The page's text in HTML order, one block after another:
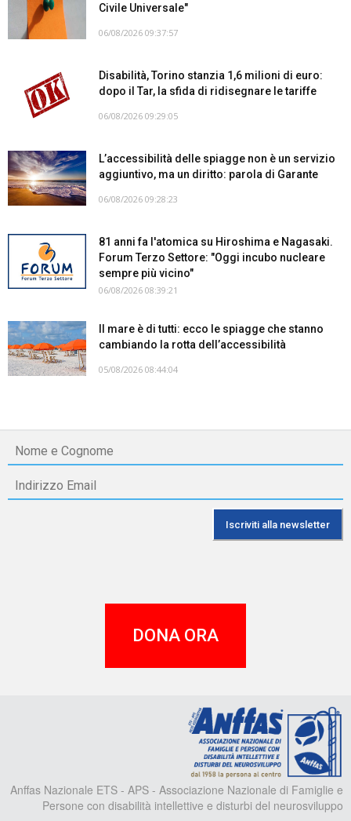
Civile Universale"
06/08/2026 09:37:57
Disabilità, Torino stanzia 1,6 milioni di euro:
dopo il Tar, la sfida di ridisegnare le tariffe
06/08/2026 09:29:05
L’accessibilità delle spiagge non è un servizio
aggiuntivo, ma un diritto: parola di Garante
06/08/2026 09:28:23
81 anni fa l'atomica su Hiroshima e Nagasaki.
Forum Terzo Settore: "Oggi incubo nucleare
sempre più vicino"
06/08/2026 08:39:21
Il mare è di tutti: ecco le spiagge che stanno
cambiando la rotta dell’accessibilità
05/08/2026 08:44:04
DONA ORA
Anffas Nazionale ETS - APS - Associazione Nazionale di Famiglie e
Persone con disabilità intellettive e disturbi del neurosviluppo